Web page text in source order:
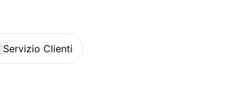
Servizio Clienti